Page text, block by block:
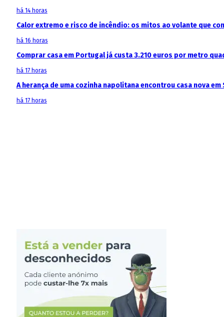
há 14 horas
Calor extremo e risco de incêndio: os mitos ao volante que
há 16 horas
Comprar casa em Portugal já custa 3.210 euros por metro
há 17 horas
A herança de uma cozinha napolitana encontrou casa nova em
há 17 horas